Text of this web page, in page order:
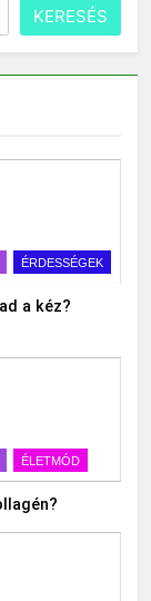
KERESÉS
ÉRDESSÉGEK
a kéz?
ÉLETMÓD